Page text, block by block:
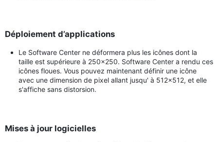
Déploiement d’applications
Le Software Center ne déformera plus les icônes dont la
taille est supérieure à 250x250. Software Center a rendu ces
icônes floues. Vous pouvez maintenant définir une icône
avec une dimension de pixel allant jusqu' à 512x512, et elle
s'affiche sans distorsion.
Mises à jour logicielles